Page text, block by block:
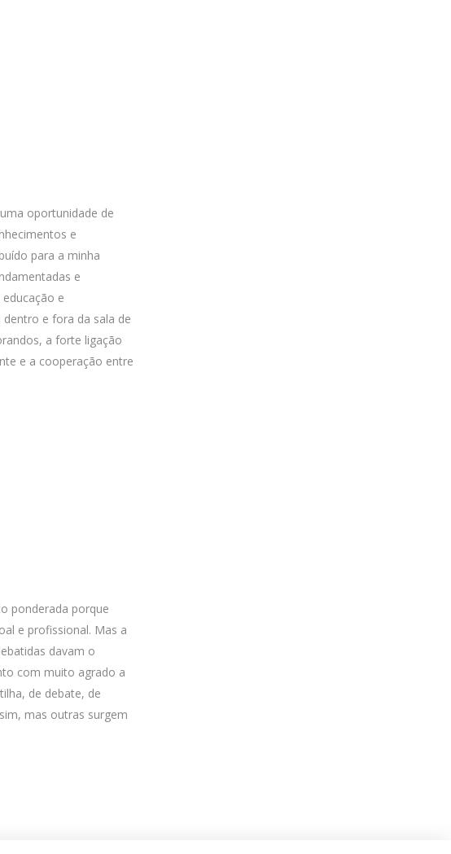
oportunidade de
e
para a minha
e
e
e fora da sala de
a forte ligação
e a cooperação entre
ponderada porque
e profissional. Mas a
davam o
com muito agrado a
de debate, de
mas outras surgem